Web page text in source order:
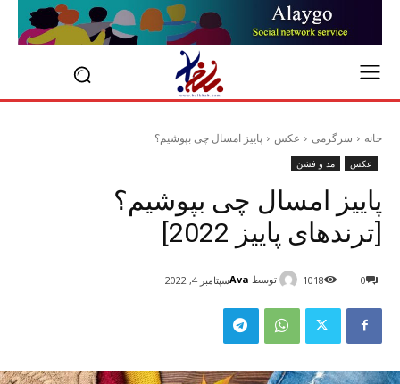
خانه سرگرمی عکس پاییز امسال چی بپوشیم؟
عکس مد و فشن
پاییز امسال چی بپوشیم؟
[ترندهای پاییز 2022]
توسط Avaسپتامبر 4, 2022 0
1018